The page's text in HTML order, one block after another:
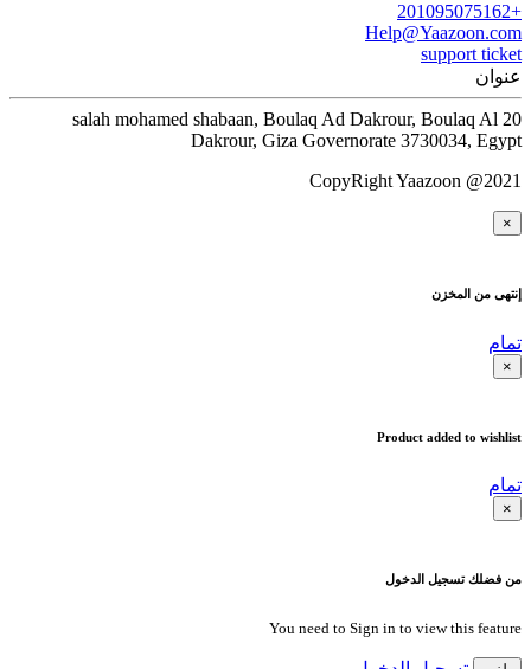
+201095075162
Help@Yaazoon.com
support ticket
عنوان
20 salah mohamed shabaan, Boulaq Ad Dakrour, Boulaq Al
Dakrour, Giza Governorate 3730034, Egypt
CopyRight Yaazoon @2021
×
إنتهى من المخزن
تمام
×
Product added to wishlist
تمام
×
من فضلك تسجيل الدخول
You need to Sign in to view this feature